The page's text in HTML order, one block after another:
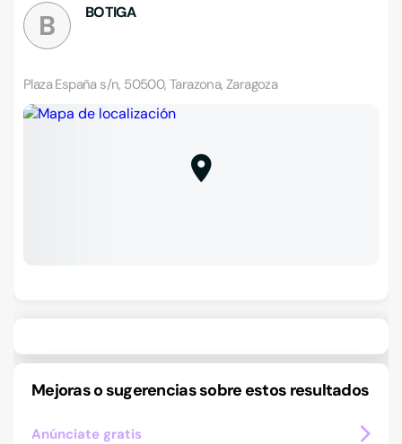
B BOTIGA
Plaza España s/n, 50500, Tarazona, Zaragoza
Mejoras o sugerencias sobre estos resultados
Anúnciate gratis